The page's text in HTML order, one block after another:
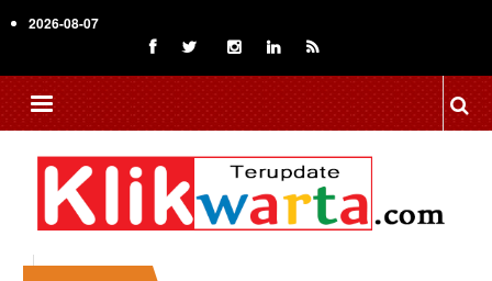
to
content
2026-08-07